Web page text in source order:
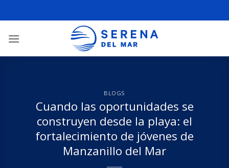
BLOGS
Cuando las oportunidades se
construyen desde la playa: el
fortalecimiento de jóvenes de
Manzanillo del Mar